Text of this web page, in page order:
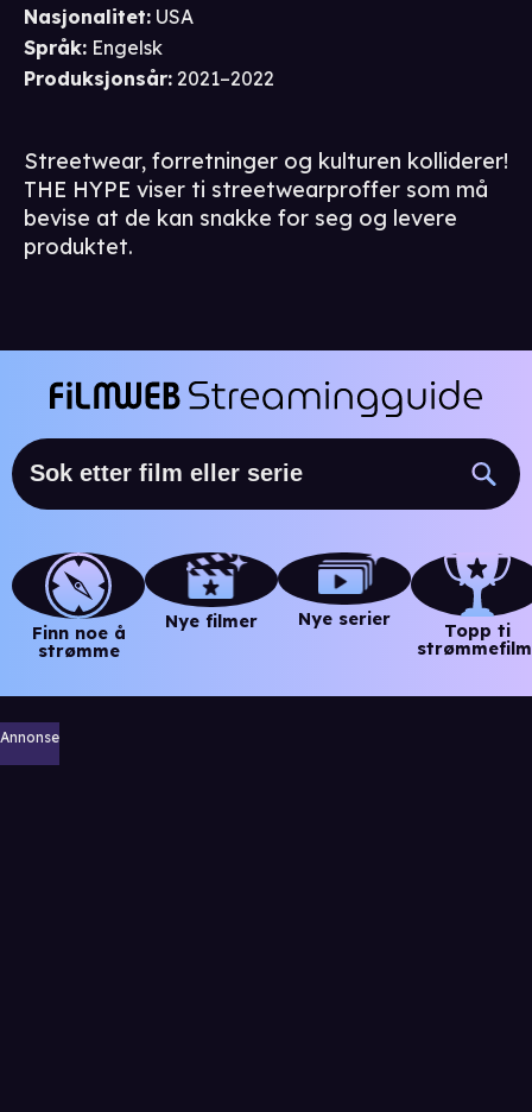
Nasjonalitet: USA
Språk: Engelsk
Produksjonsår: 2021–2022
Streetwear, forretninger og kulturen kolliderer!
THE HYPE viser ti streetwearproffer som må
bevise at de kan snakke for seg og levere
produktet.
Finn noe å
strømme
Nye filmer Nye serier
Topp ti
Annonse